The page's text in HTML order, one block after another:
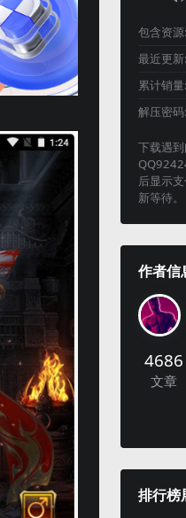
包含资源:
最近更新:
累计销量:
解压密码:
下载遇
后显示
新等待
作者信
4686
文章
排行榜